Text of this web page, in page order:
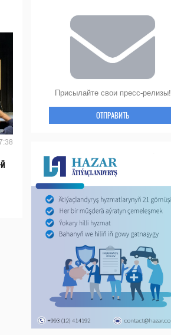
Присылайте свои пресс-релизы!
ОТПРАВИТЬ